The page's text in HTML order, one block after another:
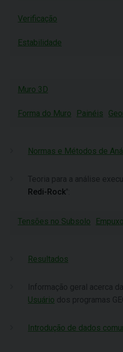
Verificação
Estabilidade
Muro 3D
Forma do Muro Painéis
Normas e Métodos de
Teoria para a análise
Redi-Rock":
Tensões no Subsolo
Resultados
Informação geral acerca
Usuário dos programas
Introdução de dados